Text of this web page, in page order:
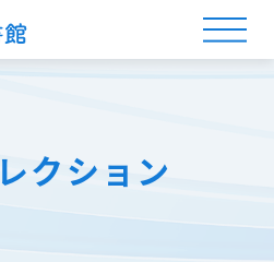
クション